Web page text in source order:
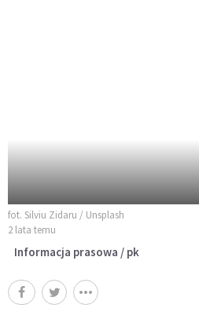
fot. Silviu Zidaru / Unsplash
2 lata temu
Informacja prasowa / pk